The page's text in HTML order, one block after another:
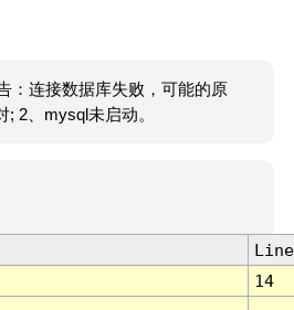
：连接数据库失败，可能的原
; 2、mysql未启动。
Line
14